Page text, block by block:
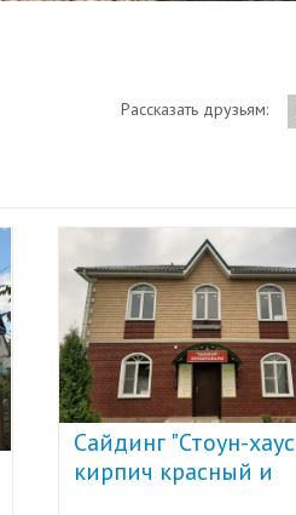
Рассказать друзьям:
Сайдинг "Стоун-хаус
кирпич красный и